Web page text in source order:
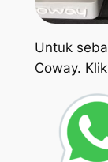
Untuk
Coway.